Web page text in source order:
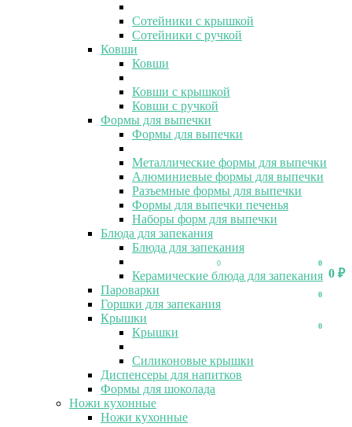
0
0 ₽
0
0
0
Сотейники с крышкой
Сотейники с ручкой
Ковши
Ковши
Ковши с крышкой
Ковши с ручкой
Формы для выпечки
Формы для выпечки
Металлические формы для выпечки
Алюминиевые формы для выпечки
Разъемные формы для выпечки
Формы для выпечки печенья
Наборы форм для выпечки
Блюда для запекания
Блюда для запекания
Керамические блюда для запекания
Пароварки
Горшки для запекания
Крышки
Крышки
Силиконовые крышки
Диспенсеры для напитков
Формы для шоколада
Ножи кухонные
Ножи кухонные